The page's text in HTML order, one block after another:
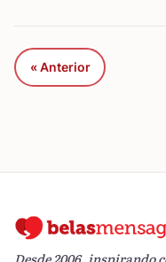
« Anterior